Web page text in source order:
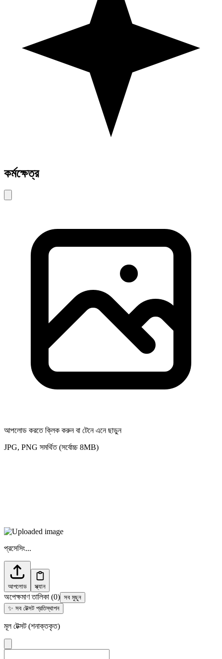
কর্মক্ষেত্র
আপলোড করতে ক্লিক করুন বা টেনে এনে ছাড়ুন
JPG, PNG সমর্থিত (সর্বোচ্চ 8MB)
প্রসেসিং...
আপলোড স্ক্যান
অপেক্ষমাণ তালিকা (0) সব মুছুন
✨ সব টেক্সট প্রতিস্থাপন
মূল টেক্সট (শনাক্তকৃত)